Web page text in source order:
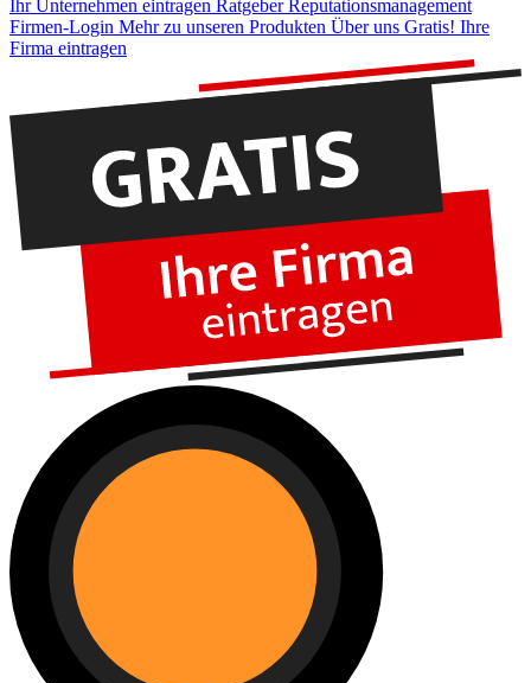
Ihr Unternehmen eintragen Ratgeber Reputationsmanagement
Firmen-Login Mehr zu unseren Produkten Über uns Gratis! Ihre
Firma eintragen